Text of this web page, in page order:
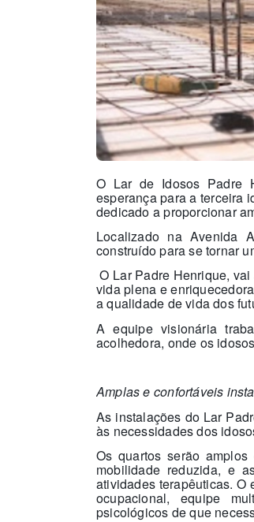
O Lar de Idosos Padre
esperança para a terceira
dedicado a proporcionar
Localizado na Avenida
construído para se tornar
O Lar Padre Henrique,
vida plena e
a qualidade de vida dos
A equipe visionária
acolhedora, onde os
Amplas e confortáveis
As instalações do Lar
às necessidades dos
Os quartos serão
mobilidade reduzida, e
atividades terapêuticas. O
ocupacional, equipe
psicológicos de que